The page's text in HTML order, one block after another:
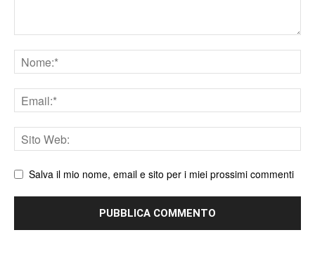
Nome
Email
Sito
web
Salva il mio nome, email e sito per i miei prossimi commenti